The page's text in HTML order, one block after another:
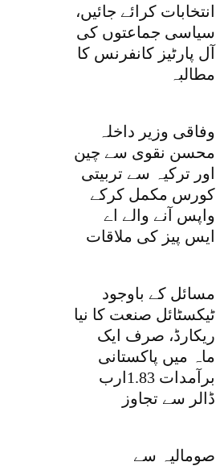
انتخابات کرائے جائیں،
سیاسی جماعتوں کی
آل پارٹیز کانفرنس کا
مطالبہ
وفاقی وزیر داخلہ
محسن نقوی سے چین
اور ترکیہ سے تربیتی
کورس مکمل کرکے
واپس آنے والے اے
ایس پیز کی ملاقات
مسائل کے باوجود
ٹیکسٹائل صنعت کا نیا
ریکارڈ، صرف ایک
ماہ میں پاکستانی
برآمدات 1.83ارب
ڈالر سے تجاوز
صومالیہ سے